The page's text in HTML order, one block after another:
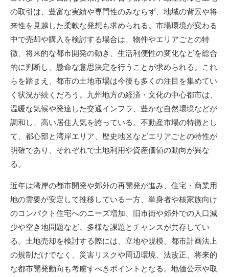
の取引は、豊富な実績や専門性のみならず、地域の背景や将
来性を見越した柔軟な発想も求められる。市場環境が変わる
中で売却や購入を検討する場合は、物件やエリアごとの特
徴、将来的な都市開発の動き、生活利便性の変化などを総合
的に判断し、懸命な意思決定を行うことが求められる。これ
らを踏まえ、都市の土地市場は今後も多くの注目を集めてい
く状況が続くだろう。九州地方の経済・文化の中心都市は、
温暖な気候や発達した交通インフラ、豊かな自然環境などが
調和し、高い居住人気を誇っている。不動産市場の特徴とし
て、都心部と湾岸エリア、歴史地区などエリアごとの特性が
明確であり、それぞれで土地利用や資産価値の動向が異な
る。
近年は湾岸の都市開発や郊外の再開発が進み、住宅・商業用
地の需要が安定して推移している一方、単身者や核家族向け
のコンパクト住宅へのニーズ増加、旧市街や郊外での人口減
少や空き地問題など、多様な課題とチャンスが共存してい
る。土地売却を検討する際には、立地や規模、都市計画法上
の規制だけでなく、災害リスクや周辺環境、法改正、将来的
な都市開発動向も考慮すべきポイントとなる。地価公示や取